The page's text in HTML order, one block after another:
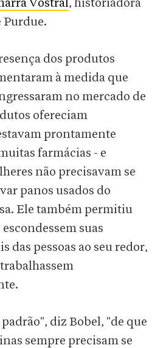
Vostral, historiadora
Purdue.
dos produtos
à medida que
no mercado de
ofereciam
prontamente
farmácias - e
não precisavam se
panos usados do
Ele também permitiu
suas
das pessoas ao seu redor,
diz Bobel, "de que
sempre precisam se